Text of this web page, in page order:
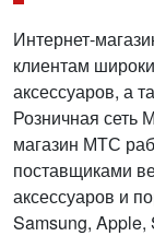
Интернет-
клиентам
аксессуаров, а
Розничная сеть
магазин МТС
поставщиками
аксессуаров и
Samsung, Apple,